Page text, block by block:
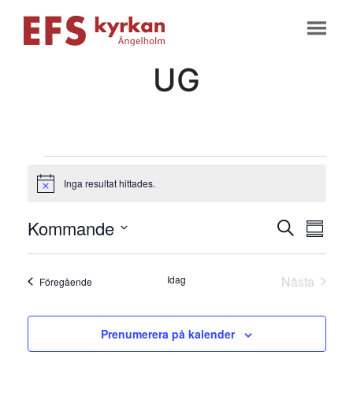
UG
Evenemang
Notis Inga resultat hittades.
and
Views
Sök
Kommande
FöregåendeEvenemang Idag
Nästa
Prenumerera på kalender